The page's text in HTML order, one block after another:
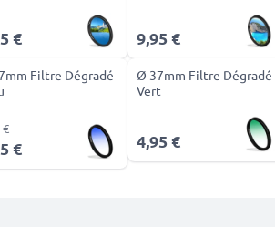
€ 9,95 €
Filtre Dégradé
€
€
Ø 37mm Filtre Dégradé
Vert
4,95 €